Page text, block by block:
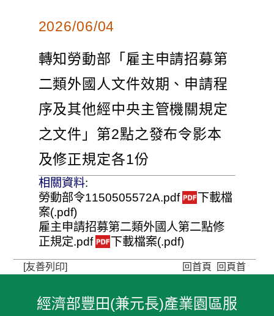
2026/06/04
轉知勞動部「雇主申請招募第
二類外國人文件效期、申請程
序及其他經中央主管機關規定
之文件」第2點之發布令影本
及修正規定各1份
相關資料:
勞動部令1150505572A.pdf
下載檔
案(.pdf)
雇主申請招募第二類外國人第二點修
正規定.pdf
下載檔案(.pdf)
[友善列印] 回首頁 回頁首
:經濟部豐田(兼元長)產業園區服